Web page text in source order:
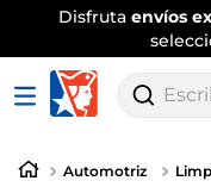
Disfruta envíos
Escribe
Automotriz